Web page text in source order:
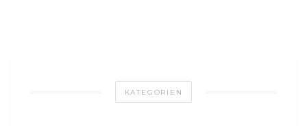
KATEGORIEN